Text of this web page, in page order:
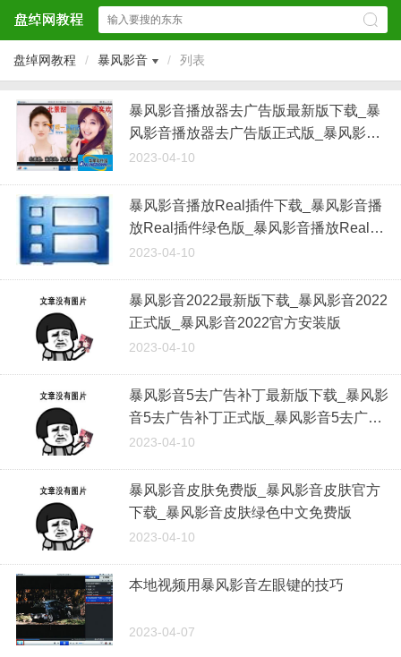
盘绰网教程 / 暴风影音 / 列表
暴风影音播放器去广告版最新版下载_暴
风影音播放器去广告版正式版_暴风影音
播放器去广告版5.73.1123网络版
2023-04-10
暴风影音播放Real插件下载_暴风影音播
放Real插件绿色版_暴风影音播放Real插
件PC版
2023-04-10
暴风影音2022最新版下载_暴风影音2022
正式版_暴风影音2022官方安装版
2023-04-10
暴风影音5去广告补丁最新版下载_暴风影
音5去广告补丁正式版_暴风影音5去广告
补丁v5.1绿色免费版
2023-04-10
暴风影音皮肤免费版_暴风影音皮肤官方
下载_暴风影音皮肤绿色中文免费版
2023-04-10
本地视频用暴风影音左眼键的技巧
2023-04-07